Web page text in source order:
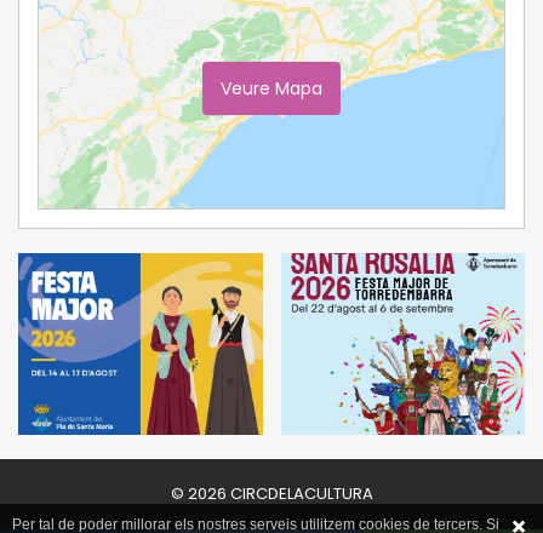
Veure Mapa
© 2026 CIRCDELACULTURA
Per tal de poder millorar els nostres serveis utilitzem cookies de tercers. Si